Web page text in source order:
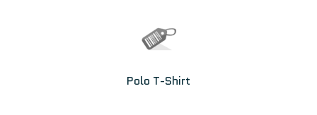
Polo T-Shirt